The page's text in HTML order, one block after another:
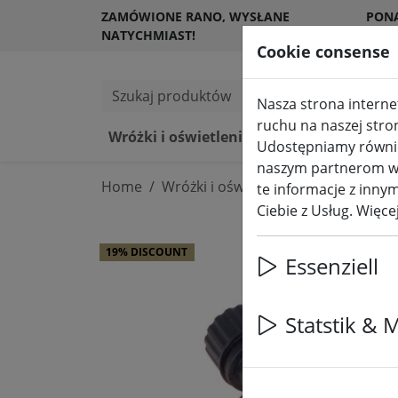
ZAMÓWIONE RANO, WYSŁANE
NATYCHMIAST!
Szukaj produktów
Wróżki i oświetlenie Świece
Home Wróżki i oświetlenie Wróżki
19% DISCOUNT
Cookie consense
Nasza strona
ruchu na naszej
Udostępniamy
naszym partnerom
te informacje z
Ciebie z Usług.
Essenziell
Statstik &